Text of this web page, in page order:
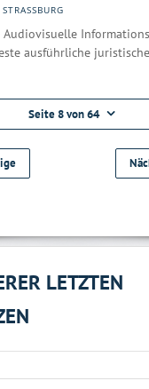
STRASSBURG
Audiovisuelle
ausführliche
Seite 8 von 64
LETZTEN